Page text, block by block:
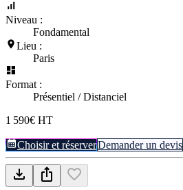
Niveau :
Fondamental
Lieu :
Paris
Format :
Présentiel / Distanciel
1 590€ HT
Choisir et réserverDemander un devis